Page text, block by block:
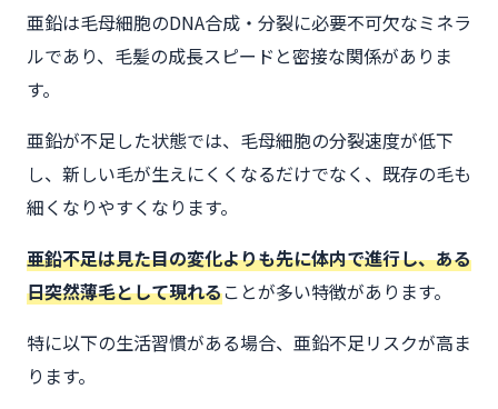
亜鉛は毛母細胞のDNA合成・分裂に必要不可欠なミネラ
ルであり、毛髪の成長スピードと密接な関係がありま
す。
亜鉛が不足した状態では、毛母細胞の分裂速度が低下
し、新しい毛が生えにくくなるだけでなく、既存の毛も
細くなりやすくなります。
亜鉛不足は見た目の変化よりも先に体内で進行し、ある
日突然薄毛として現れることが多い特徴があります。
特に以下の生活習慣がある場合、亜鉛不足リスクが高ま
ります。